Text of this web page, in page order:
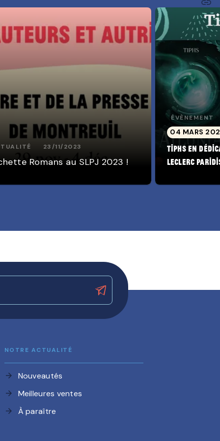
23/11/2023
Romans au SLPJ 2023 !
ÉVÈNEMENT
04 MARS
Tiphs en
Leclerc
NOTRE ACTUALITÉ
arrow_forward Nouveautés
arrow_forward Meilleures ventes
arrow_forward À paraître